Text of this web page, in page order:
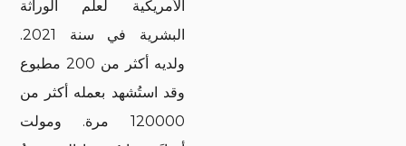
الأمريكية لعلم الوراثة
البشرية في سنة 2021.
ولديه أكثر من 200 مطبوع
وقد استُشهد بعمله أكثر من
120000 مرة. ومولت